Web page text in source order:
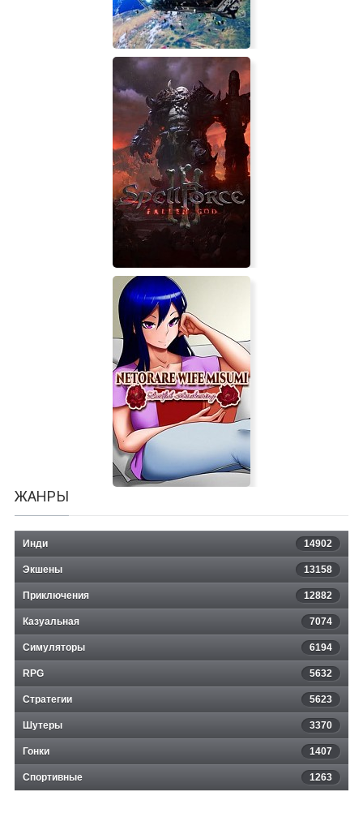
ADR1FT
SpellForce 3: Fallen God
Netorare Wife Misumi - Lustful
ЖАНРЫ
Инди 14902
Экшены 13158
Приключения 12882
Казуальная 7074
Симуляторы 6194
RPG 5632
Стратегии 5623
Шутеры 3370
Гонки 1407
Спортивные 1263